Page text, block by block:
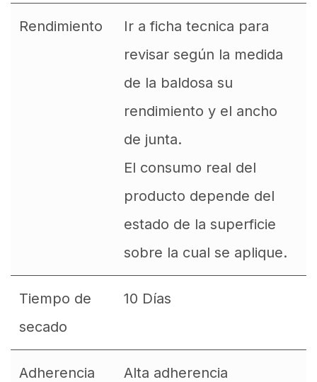
Rendimiento
Ir a ficha tecnica para
revisar según la medida
de la baldosa su
rendimiento y el ancho
de junta.
El consumo real del
producto depende del
estado de la superficie
sobre la cual se aplique.
Tiempo de
secado
10 Días
Adherencia Alta adherencia